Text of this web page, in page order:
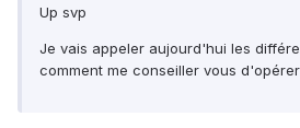
Up svp
Je vais appeler aujourd'hui les
comment me conseiller vous